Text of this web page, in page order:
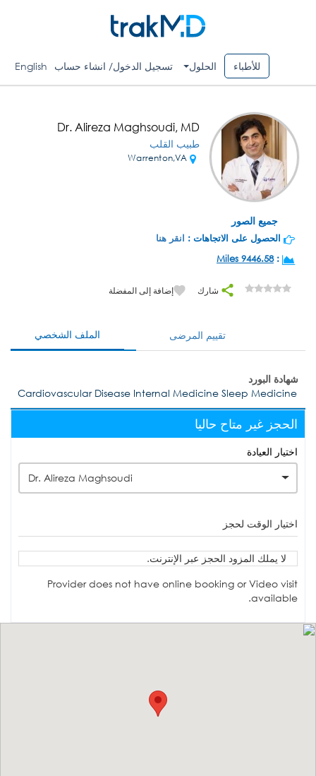
للأطباء الحلول تسجيل الدخول/ انشاء حساب English
جميع الصور
Dr. Alireza Maghsoudi, MD
طبيب القلب
الحصول على الاتجاهات : انقر هنا
:
9446.58 Miles
شارك إضافة إلى المفضلة
الملف الشخصي تقييم المرضى
شهادة البورد
Cardiovascular Disease Internal Medicine Sleep Medicine
الحجز غير متاح حاليا
اختيار العيادة
Dr. Alireza Maghsoudi
اختيار الوقت لحجز
لا يملك المزود الحجز عبر الإنترنت.
Provider does not have online booking or Video visit
available.